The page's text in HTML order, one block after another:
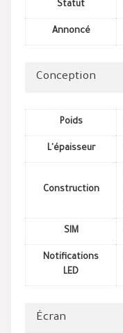
Statut
Annoncé
Conception
Poids
L'épaisseur
Construction
SIM
Notifications
LED
Écran